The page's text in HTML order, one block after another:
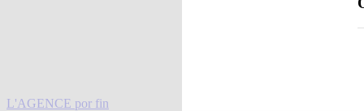
L'AGENCE por fin